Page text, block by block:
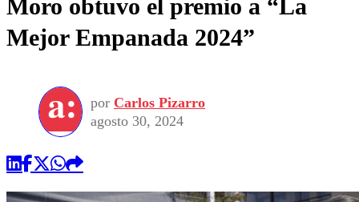
Moro obtuvo el premio a “La
Mejor Empanada 2024”
por Carlos Pizarro
agosto 30, 2024